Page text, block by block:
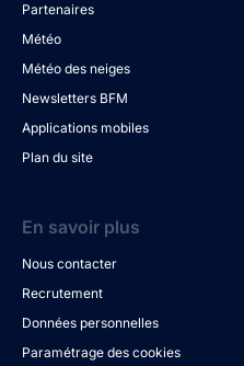
Partenaires
Météo
Météo des neiges
Newsletters BFM
Applications mobiles
Plan du site
En savoir plus
Nous contacter
Recrutement
Données personnelles
Paramétrage des cookies